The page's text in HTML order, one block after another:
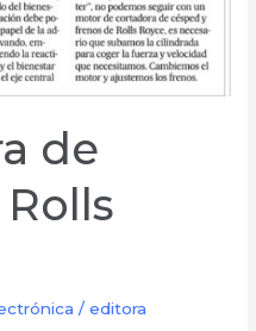
de
/editora